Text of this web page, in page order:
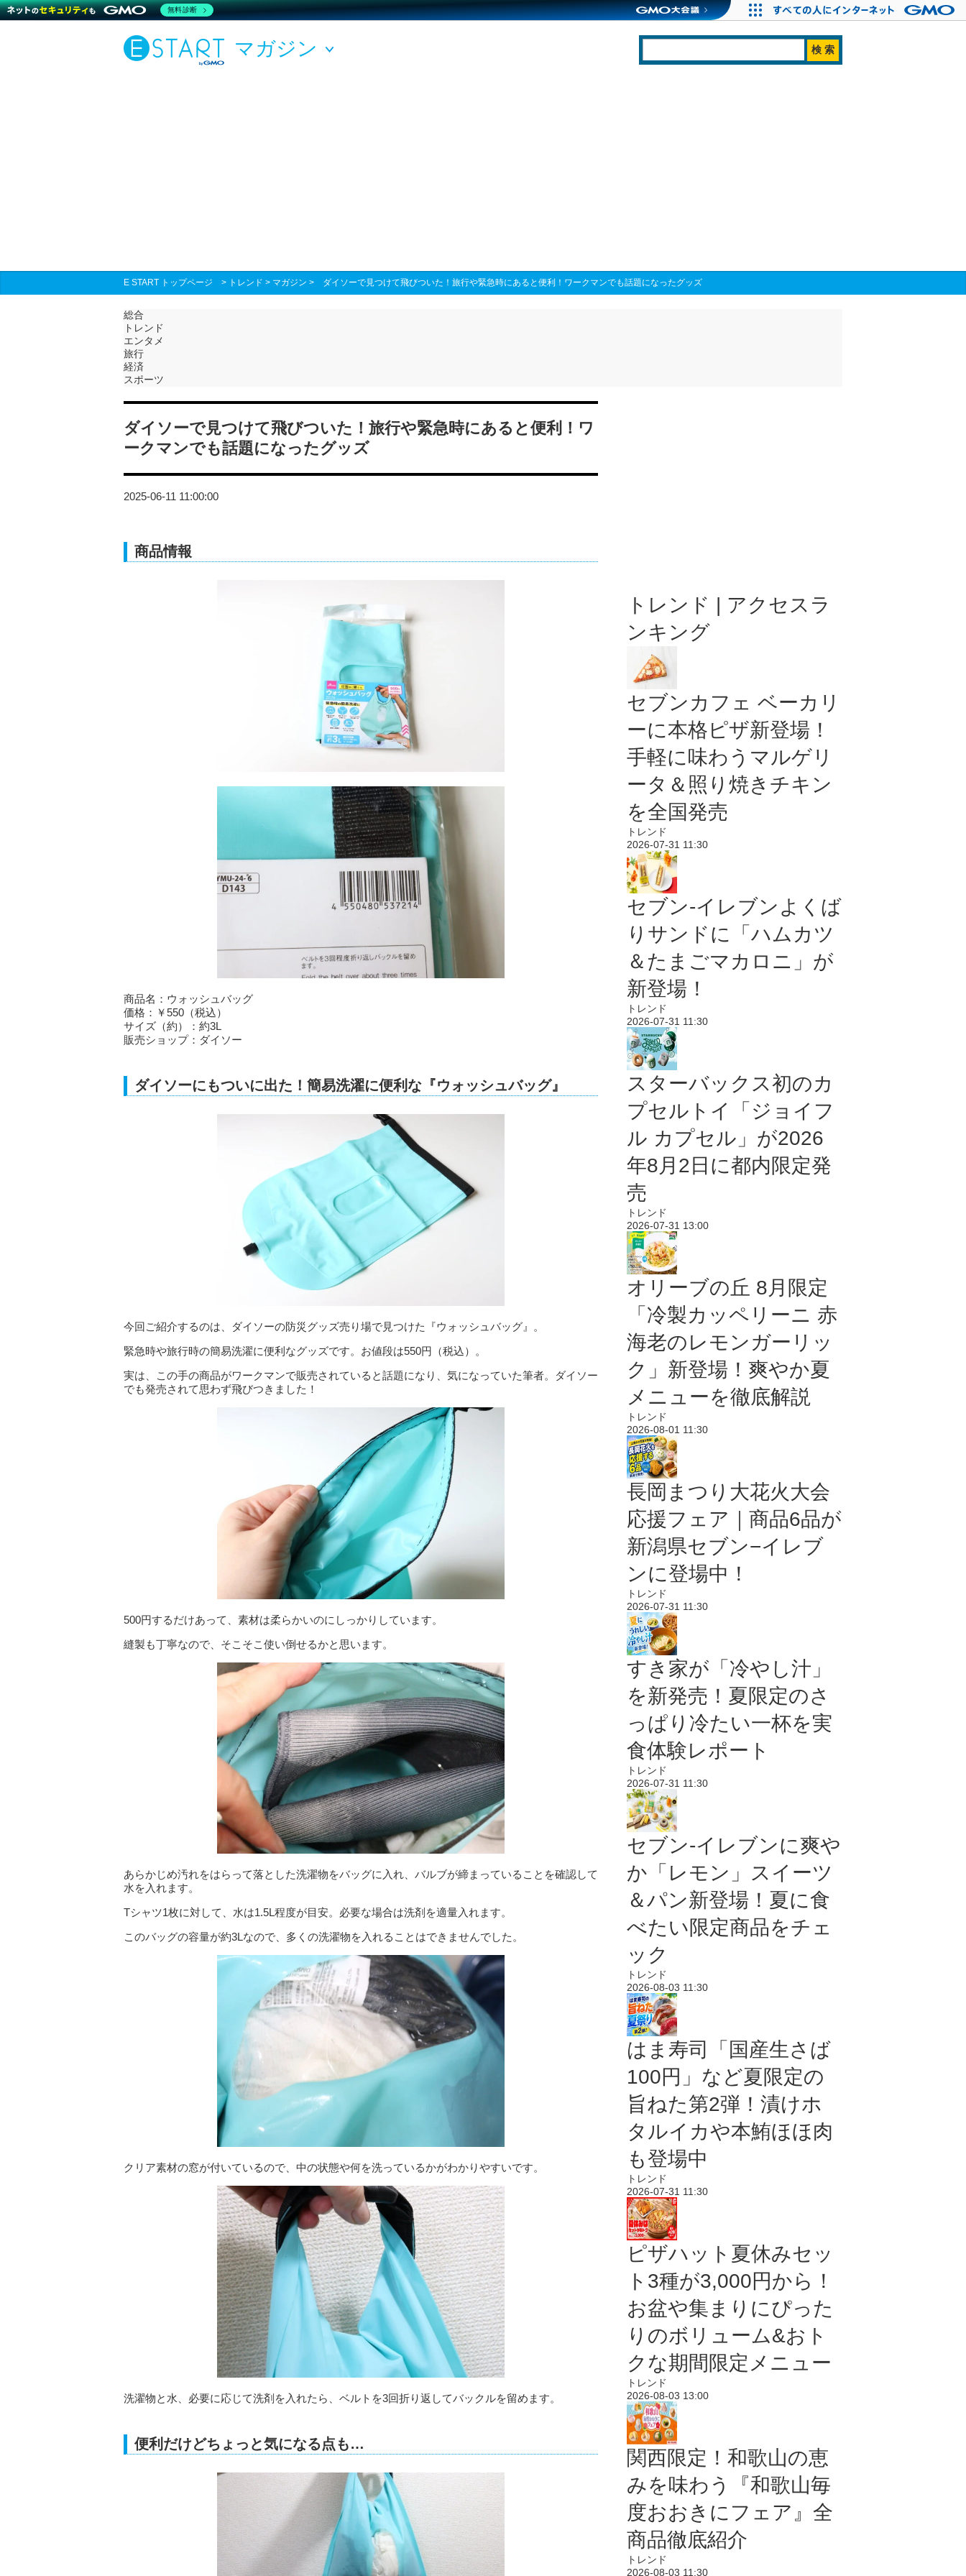
マガジン
E START トップページ > トレンド > マガジン > ダイソーで見つけて飛びついた！旅行や緊急時にあると便利！ワークマンでも話題になったグッズ
総合
トレンド
エンタメ
旅行
経済
スポーツ
ダイソーで見つけて飛びついた！旅行や緊急時にあると便利！ワ
ークマンでも話題になったグッズ
2025-06-11 11:00:00
商品情報
商品名：ウォッシュバッグ
価格：￥550（税込）
サイズ（約）：約3L
販売ショップ：ダイソー
ダイソーにもついに出た！簡易洗濯に便利な『ウォッシュバッグ』
今回ご紹介するのは、ダイソーの防災グッズ売り場で見つけた『ウォッシュバッグ』。
緊急時や旅行時の簡易洗濯に便利なグッズです。お値段は550円（税込）。
実は、この手の商品がワークマンで販売されていると話題になり、気になっていた筆者。ダイソー
でも発売されて思わず飛びつきました！
500円するだけあって、素材は柔らかいのにしっかりしています。
縫製も丁寧なので、そこそこ使い倒せるかと思います。
あらかじめ汚れをはらって落とした洗濯物をバッグに入れ、バルブが締まっていることを確認して
水を入れます。
Tシャツ1枚に対して、水は1.5L程度が目安。必要な場合は洗剤を適量入れます。
このバッグの容量が約3Lなので、多くの洗濯物を入れることはできませんでした。
クリア素材の窓が付いているので、中の状態や何を洗っているかがわかりやすいです。
洗濯物と水、必要に応じて洗剤を入れたら、ベルトを3回折り返してバックルを留めます。
便利だけどちょっと気になる点も…
トレンド | アクセスラ
ンキング
セブンカフェ ベーカリ
ーに本格ピザ新登場！
手軽に味わうマルゲリ
ータ＆照り焼きチキン
を全国発売
トレンド
2026-07-31 11:30
セブン‐イレブンよくば
りサンドに「ハムカツ
＆たまごマカロニ」が
新登場！
トレンド
2026-07-31 11:30
スターバックス初のカ
プセルトイ「ジョイフ
ル カプセル」が2026
年8月2日に都内限定発
売
トレンド
2026-07-31 13:00
オリーブの丘 8月限定
「冷製カッペリーニ 赤
海老のレモンガーリッ
ク」新登場！爽やか夏
メニューを徹底解説
トレンド
2026-08-01 11:30
長岡まつり大花火大会
応援フェア｜商品6品が
新潟県セブン−イレブ
ンに登場中！
トレンド
2026-07-31 11:30
すき家が「冷やし汁」
を新発売！夏限定のさ
っぱり冷たい一杯を実
食体験レポート
トレンド
2026-07-31 11:30
セブン‐イレブンに爽や
か「レモン」スイーツ
＆パン新登場！夏に食
べたい限定商品をチェ
ック
トレンド
2026-08-03 11:30
はま寿司「国産生さば
100円」など夏限定の
旨ねた第2弾！漬けホ
タルイカや本鮪ほほ肉
も登場中
トレンド
2026-07-31 11:30
ピザハット夏休みセッ
ト3種が3,000円から！
お盆や集まりにぴった
りのボリューム&おト
クな期間限定メニュー
トレンド
2026-08-03 13:00
関西限定！和歌山の恵
みを味わう『和歌山毎
度おおきにフェア』全
商品徹底紹介
トレンド
2026-08-03 11:30
無料診断